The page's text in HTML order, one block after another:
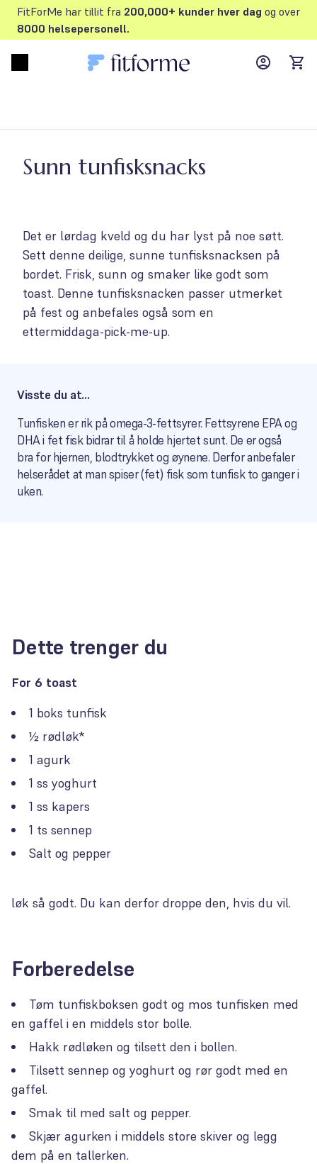
FitForMe har tillit fra 200,000+ kunder hver dag og over
8000 helsepersonell.
MyFFM
Sunn tunfisksnacks
Det er lørdag kveld og du har lyst på noe søtt.
Sett denne deilige, sunne tunfisksnacksen på
bordet. Frisk, sunn og smaker like godt som
toast. Denne tunfisksnacken passer utmerket
på fest og anbefales også som en
ettermiddaga-pick-me-up.
Visste du at…
Tunfisken er rik på omega-3-fettsyrer. Fettsyrene EPA og
DHA i fet fisk bidrar til å holde hjertet sunt. De er også
bra for hjernen, blodtrykket og øynene. Derfor anbefaler
helserådet at man spiser (fet) fisk som tunfisk to ganger i
uken.
Dette trenger du
For 6 toast
1 boks tunfisk
½ rødløk*
1 agurk
1 ss yoghurt
1 ss kapers
1 ts sennep
Salt og pepper
løk så godt. Du kan derfor droppe den, hvis du vil.
Forberedelse
Tøm tunfiskboksen godt og mos tunfisken med
en gaffel i en middels stor bolle.
Hakk rødløken og tilsett den i bollen.
Tilsett sennep og yoghurt og rør godt med en
gaffel.
Smak til med salt og pepper.
Skjær agurken i middels store skiver og legg
dem på en tallerken.